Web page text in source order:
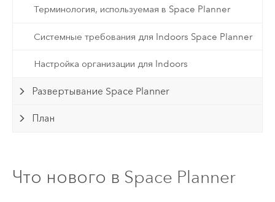
Терминология, используемая в Space Planner
Системные требования для Indoors Space Planner
Настройка организации для Indoors
Развертывание Space Planner
План
Что нового в Space Planner